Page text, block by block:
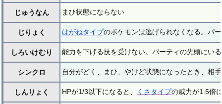
じゅうなん まひ状態にならない
じりょく はがねタイプのポケモンは逃げられなくなる。パ
しろいけむり 能力を下げる技を受けない。パーティの先頭にい
シンクロ 自分がどく、まひ、やけど状態になったとき、相
しんりょく HPが1/3以下になると、 くさタイプの威力が1.5倍